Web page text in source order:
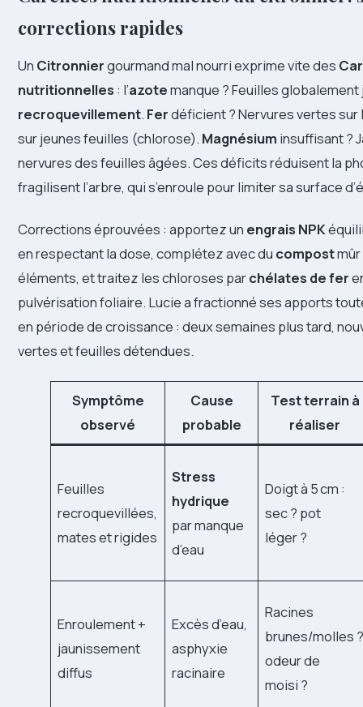
corrections rapides
Un Citronniergourmand mal nourri exprime vite des
nutritionnelles : l’azotemanque ? Feuilles
recroquevillement. Ferdéficient ? Nervures vertes sur
sur jeunes feuilles (chlorose). Magnésium insuffisant ?
nervures des feuilles âgées. Ces déficits réduisent la
fragilisent l’arbre, qui s’enroule pour limiter sa surface
Corrections éprouvées : apportez un engrais NPK
en respectant la dose, complétez avec du compost
éléments, et traitez les chloroses parchélates de fer
pulvérisation foliaire. Lucie a fractionné ses apports
en période de croissance : deux semaines plus tard,
vertes et feuilles détendues.
Symptôme
observé
Cause
probable
Test terrain à
réaliser
Feuilles
recroquevillées,
mates et rigides
Stress
hydrique
par manque
d’eau
Doigt à 5 cm :
sec ? pot
léger ?
Enroulement +
jaunissement
diffus
Excès d’eau,
asphyxie
racinaire
Racines
brunes/molles
odeur de
moisi ?